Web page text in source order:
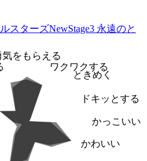
気をもらえる
ワクワクする
ときめく
ドキッとする
かっこいい
かわいい